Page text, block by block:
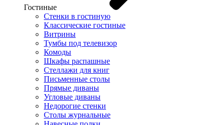
Гостиные
Стенки в гостиную
Классические гостиные
Витрины
Тумбы под телевизор
Комоды
Шкафы распашные
Стеллажи для книг
Письменные столы
Прямые диваны
Угловые диваны
Недорогие стенки
Столы журнальные